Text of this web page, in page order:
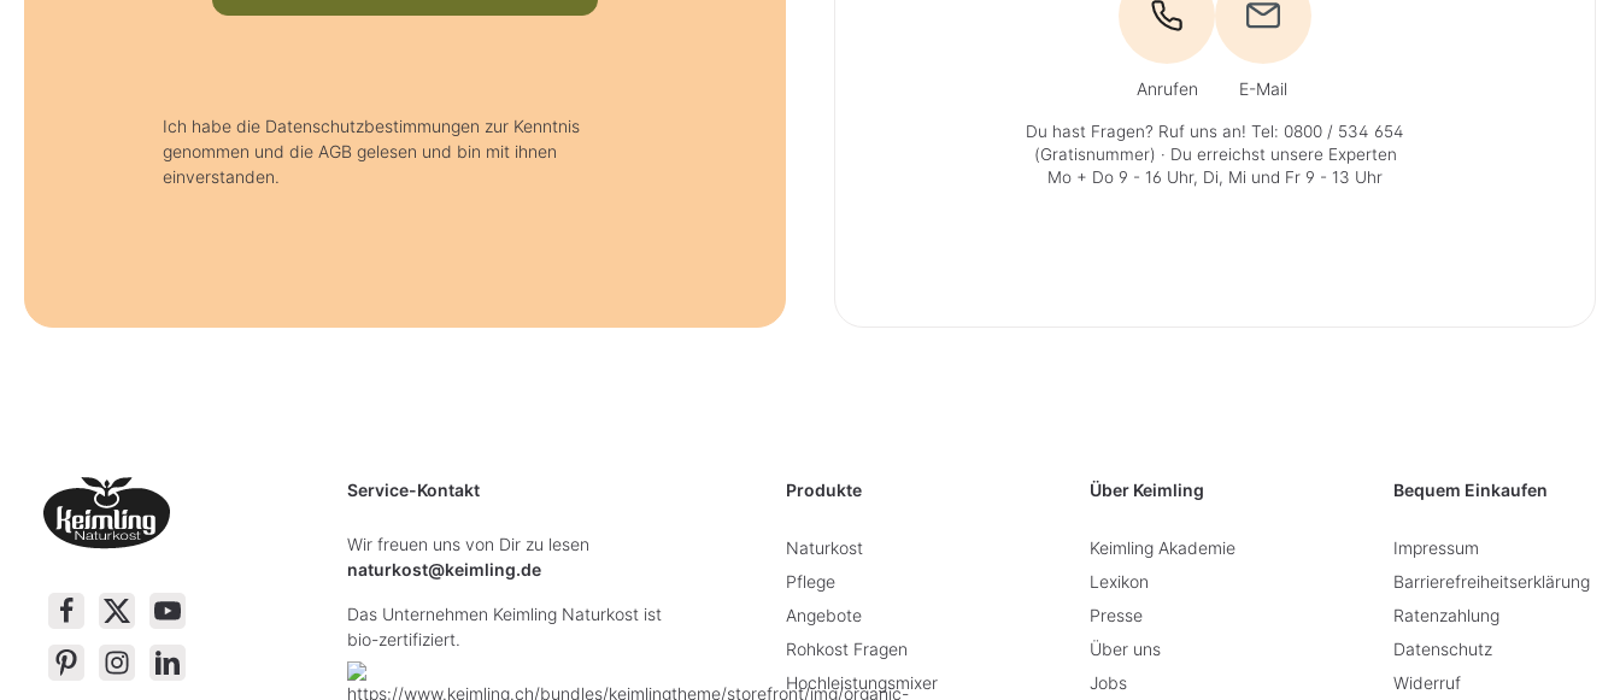
Ich habe die Datenschutzbestimmungen zur Kenntnis
genommen und die AGB gelesen und bin mit ihnen
einverstanden.
Anrufen E-Mail
Du hast Fragen? Ruf uns an! Tel: 0800 / 534 654
(Gratisnummer) · Du erreichst unsere Experten
Mo + Do 9 - 16 Uhr, Di, Mi und Fr 9 - 13 Uhr
Service-Kontakt
Wir freuen uns von Dir zu lesen
naturkost@keimling.de
Das Unternehmen Keimling Naturkost ist
bio-zertifiziert.
Produkte
Naturkost
Pflege
Angebote
Rohkost Fragen
Hochleistungsmixer
Über Keimling
Keimling Akademie
Lexikon
Presse
Über uns
Jobs
Bequem Einkaufen
Impressum
Barrierefreiheitserklärung
Ratenzahlung
Datenschutz
Widerruf